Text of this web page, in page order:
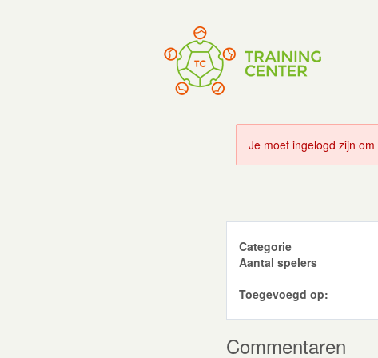
Je moet ingelogd zijn
Categorie
Aantal spelers
Toegevoegd op:
Commentaren